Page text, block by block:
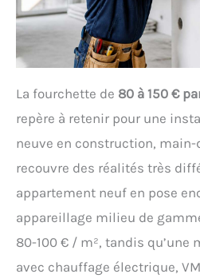
La fourchette de 80 à 150 €
repère à retenir pour une
neuve en construction, main-
recouvre des réalités très
appartement neuf en pose
appareillage milieu de
80-100 € / m², tandis
avec chauffage électrique,